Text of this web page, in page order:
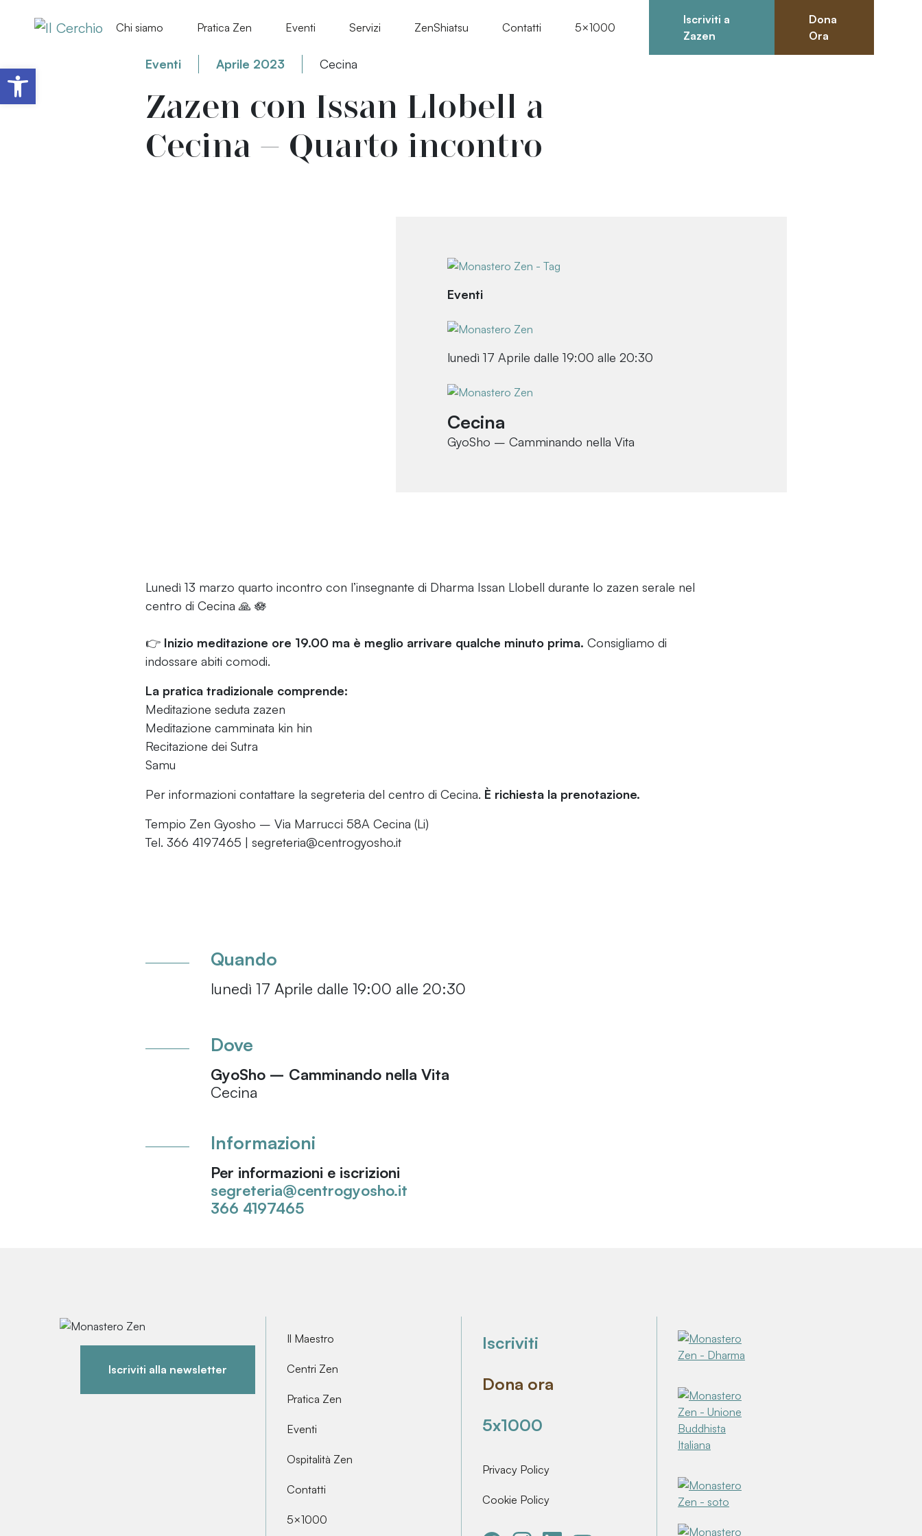
Chi siamo Pratica Zen Eventi Servizi ZenShiatsu Contatti 5×1000
Iscriviti a
Zazen
Dona
Ora
Eventi Aprile 2023 Cecina
Zazen con Issan Llobell a
Cecina – Quarto incontro
Eventi
lunedì 17 Aprile dalle 19:00 alle 20:30
Cecina
GyoSho – Camminando nella Vita
Lunedì 13 marzo quarto incontro con l’insegnante di Dharma Issan Llobell durante lo zazen serale nel
centro di Cecina 🙏 🪷
👉 Inizio meditazione ore 19.00 ma è meglio arrivare qualche minuto prima. Consigliamo di
indossare abiti comodi.
La pratica tradizionale comprende:
Meditazione seduta zazen
Meditazione camminata kin hin
Recitazione dei Sutra
Samu
Per informazioni contattare la segreteria del centro di Cecina. È richiesta la prenotazione.
Tempio Zen Gyosho – Via Marrucci 58A Cecina (Li)
Tel. 366 4197465 | segreteria@centrogyosho.it
Quando
lunedì 17 Aprile dalle 19:00 alle 20:30
Dove
GyoSho – Camminando nella Vita
Cecina
Informazioni
Per informazioni e iscrizioni
segreteria@centrogyosho.it
366 4197465
Iscriviti alla newsletter
Il Maestro
Centri Zen
Pratica Zen
Eventi
Ospitalità Zen
Contatti
5×1000
Iscriviti
Dona ora
5x1000
Privacy Policy
Cookie Policy
Apri la barra degli strumenti